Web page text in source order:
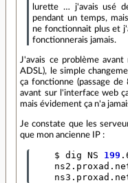
lurette … j'avais usé
pendant un temps,
ne fonctionnait plus et
fonctionnerais jamais.
J'avais ce problème
ADSL), le simple
ça fonctionne (passage
avant sur l'interface web
mais évidement ça n'a
Je constate que les
que mon ancienne IP :
    $ dig NS
199